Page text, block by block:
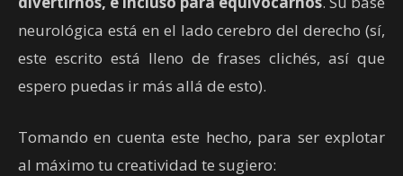
neurológica está en el lado cerebro del derecho (sí,
este escrito está lleno de frases clichés, así que
espero puedas ir más allá de esto).
Tomando en cuenta este hecho, para ser explotar
al máximo tu creatividad te sugiero: